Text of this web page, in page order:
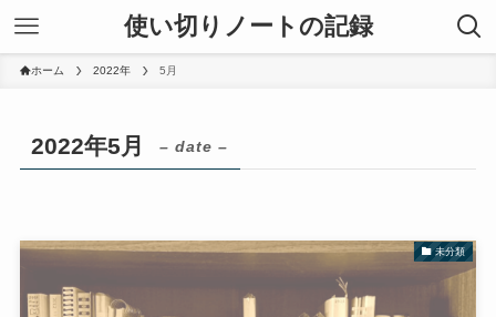
使い切りノートの記録
ホーム 2022年 5月
2022年5月 – date –
未分類